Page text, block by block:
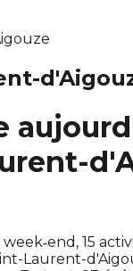
15
Laurent-